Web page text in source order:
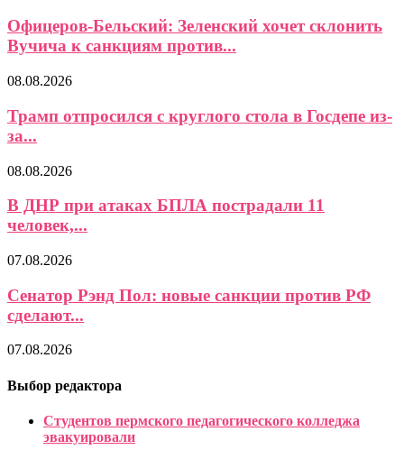
Офицеров-Бельский: Зеленский хочет склонить
Вучича к санкциям против...
08.08.2026
Трамп отпросился с круглого стола в Госдепе из-
за...
08.08.2026
В ДНР при атаках БПЛА пострадали 11
человек,...
07.08.2026
Сенатор Рэнд Пол: новые санкции против РФ
сделают...
07.08.2026
Выбор редактора
Студентов пермского педагогического колледжа
эвакуировали